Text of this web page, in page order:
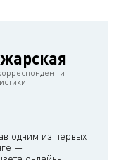
и
одним из первых
—